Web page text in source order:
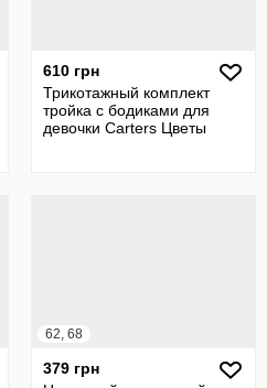
610 грн
Трикотажный комплект
тройка с бодиками для
девочки Carters Цветы
62, 68
379 грн